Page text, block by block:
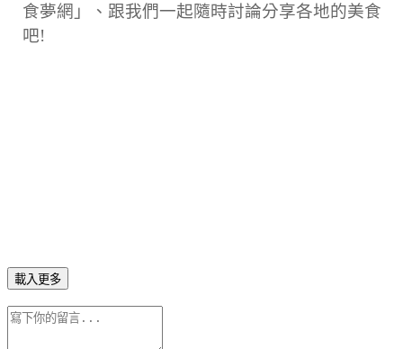
食夢網」、跟我們一起隨時討論分享各地的美食
吧!
載入更多